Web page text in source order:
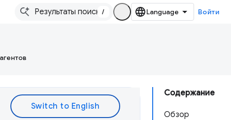
/ Войти
Содержание
Обзор